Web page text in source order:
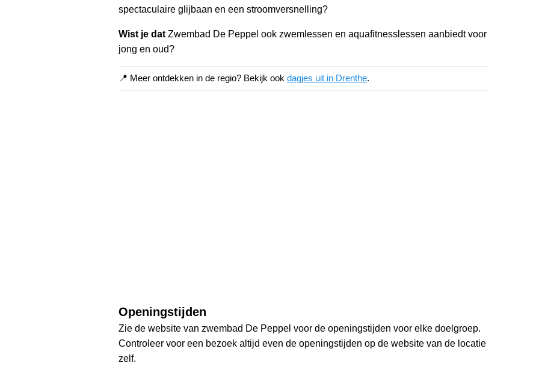
spectaculaire glijbaan en een stroomversnelling?
Wist je dat Zwembad De Peppel ook zwemlessen en aquafitnesslessen aanbiedt voor
jong en oud?
📍 Meer ontdekken in de regio? Bekijk ook dagjes uit in Drenthe.
Openingstijden
Zie de website van zwembad De Peppel voor de openingstijden voor elke doelgroep.
Controleer voor een bezoek altijd even de openingstijden op de website van de locatie
zelf.